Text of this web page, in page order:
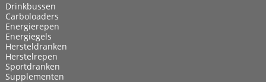
Drinkbussen
Carboloaders
Energierepen
Energiegels
Hersteldranken
Herstelrepen
Sportdranken
Supplementen